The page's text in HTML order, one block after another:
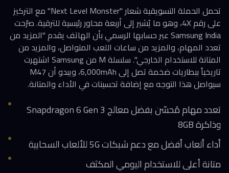
تحمل الحملة التسويقية شعار "Next Level Monster" مع التركيز
على رقم 4X، وهو ما يُشير إلى أربعة محاور رئيسية للترقية. صرّحت
Samsung India عبر حسابها الرسمي بأن الهاتف يقدم "المزيد من
تعدد المهام، والمزيد من ساعات اللعب المتواصل، والمزيد من
المتانة للاستخدام الخارجي". سلسلة M من Samsung اشتهرت
تاريخياً ببطاريات ضخمة تصل إلى 6,000mAh، ويبدو أن M47
سيواصل هذا التوجه مع إضافة تحسينات في الأداء والمتانة.
تعدد مهام مُحسّن بفضل معالج Snapdragon 6 Gen 3
وذاكرة 8GB
أداء ألعاب أفضل مع دعم شبكات 5G للألعاب السحابية
متانة أعلى للاستخدام اليومي المكثف